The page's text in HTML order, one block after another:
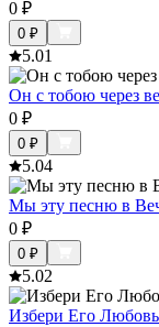
0 ₽
0 ₽
5.01
Он с тобою через
0 ₽
0 ₽
5.04
Мы эту песню в
0 ₽
0 ₽
5.02
Избери Его